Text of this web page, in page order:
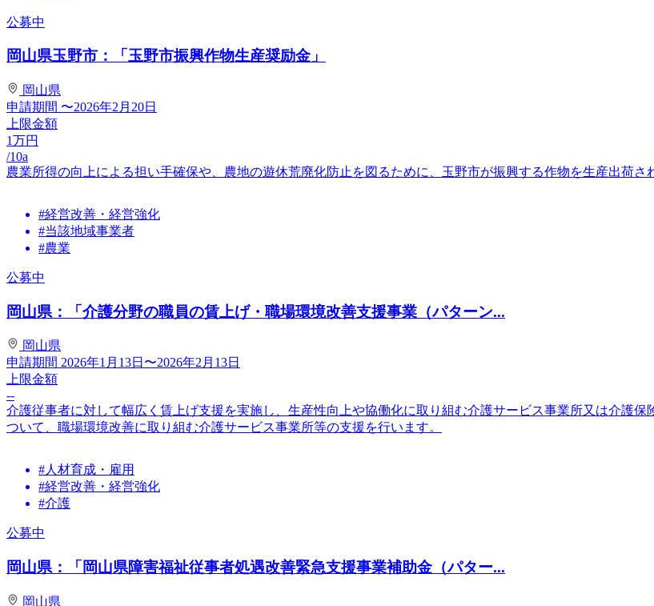
公募中
岡山県玉野市：「玉野市振興作物生産奨励金」
岡山県
申請期間 〜2026年2月20日
上限金額
1万円
/10a
農業所得の向上による担い手確保や、農地の遊休荒廃化防止を図るために、玉野市が振興する作物を生産出荷さ
#経営改善・経営強化
#当該地域事業者
#農業
公募中
岡山県：「介護分野の職員の賃上げ・職場環境改善支援事業（パターン...
岡山県
申請期間 2026年1月13日〜2026年2月13日
上限金額
--
介護従事者に対して幅広く賃上げ支援を実施し、生産性向上や協働化に取り組む介護サービス事業所又は介護
ついて、職場環境改善に取り組む介護サービス事業所等の支援を行います。
#人材育成・雇用
#経営改善・経営強化
#介護
公募中
岡山県：「岡山県障害福祉従事者処遇改善緊急支援事業補助金（パター...
岡山県